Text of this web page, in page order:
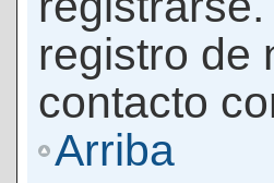
registro de
contacto
Arriba